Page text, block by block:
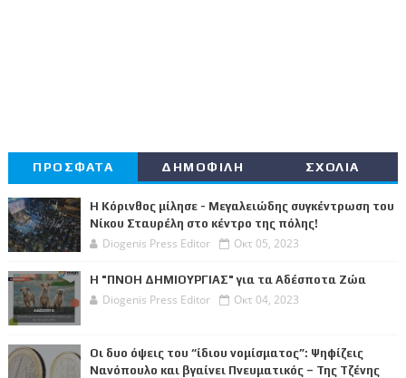
ΠΡΟΣΦΑΤΑ ΔΗΜΟΦΙΛΗ ΣΧΟΛΙΑ
Η Κόρινθος μίλησε - Μεγαλειώδης συγκέντρωση του
Νίκου Σταυρέλη στο κέντρο της πόλης!
Diogenis Press Editor Οκτ 05, 2023
Η "ΠΝΟΗ ΔΗΜΙΟΥΡΓΙΑΣ" για τα Αδέσποτα Ζώα
Diogenis Press Editor Οκτ 04, 2023
Οι δυο όψεις του “ίδιου νομίσματος”: Ψηφίζεις
Νανόπουλο και βγαίνει Πνευματικός – Της Τζένης